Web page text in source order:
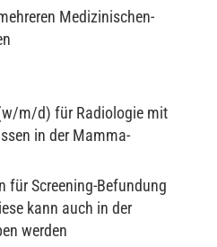
Medizinischen-
m/d) für Radiologie mit
in der Mamma-
für Screening-Befundung
kann auch in der
werden